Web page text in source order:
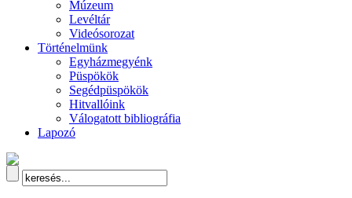
Múzeum
Levéltár
Videósorozat
Történelmünk
Egyházmegyénk
Püspökök
Segédpüspökök
Hitvallóink
Válogatott bibliográfia
Lapozó